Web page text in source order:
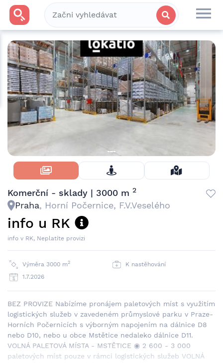
Skrýt Fotky
Komerční - sklady | 3000 m 2
Praha, Horní Počernice, F.V.Veselého
info u RK
info v RK, Neplatíte provizi
Výměra 3000 m2
K nastěhování
1.7.2026
BEZ PROVIZE Nabízíme pronájem paletových míst s využitím
logistických služeb v zavedeném průmyslové parku v Praze-
Horních Počernicích s výborným napojením na dálnice D8
nebo D10, nebo u obce Mstětice nedaleko dálnice D11.
VOLNÁ PALETOVÁ MÍSTA - MSTĚTICE ◉ 2 600 - 3 000
paletových míst pouze v rámci logistických služeb VOLNÁ